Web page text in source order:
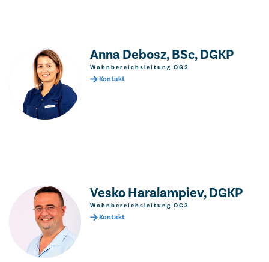
Anna Debosz, BSc, DGKP
Wohnbereichsleitung OG2
Kontakt
Vesko Haralampiev, DGKP
Wohnbereichsleitung OG3
Kontakt